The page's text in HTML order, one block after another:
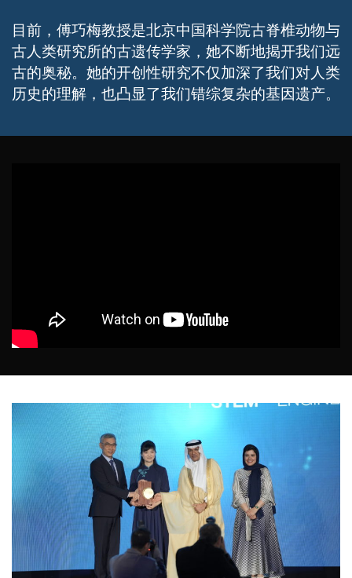
目前，傅巧梅教授是北京中国科学院古脊椎动物与
古人类研究所的古遗传学家，她不断地揭开我们远
古的奥秘。她的开创性研究不仅加深了我们对人类
历史的理解，也凸显了我们错综复杂的基因遗产。